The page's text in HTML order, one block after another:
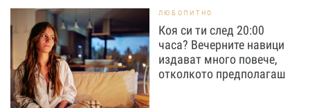
ЛЮБОПИТНО
Коя си ти след 20:00
часа? Вечерните навици
издават много повече,
отколкото предполагаш